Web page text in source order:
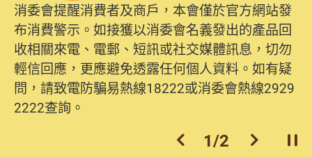
消委會提醒消費者及商戶，本會僅於官方網站發
布消費警示。如接獲以消委會名義發出的產品回
收相關來電、電郵、短訊或社交媒體訊息，切勿
輕信回應，更應避免透露任何個人資料。如有疑
問，請致電防騙易熱線18222或消委會熱線2929
2222查詢。
上一個
1/2 下一個開